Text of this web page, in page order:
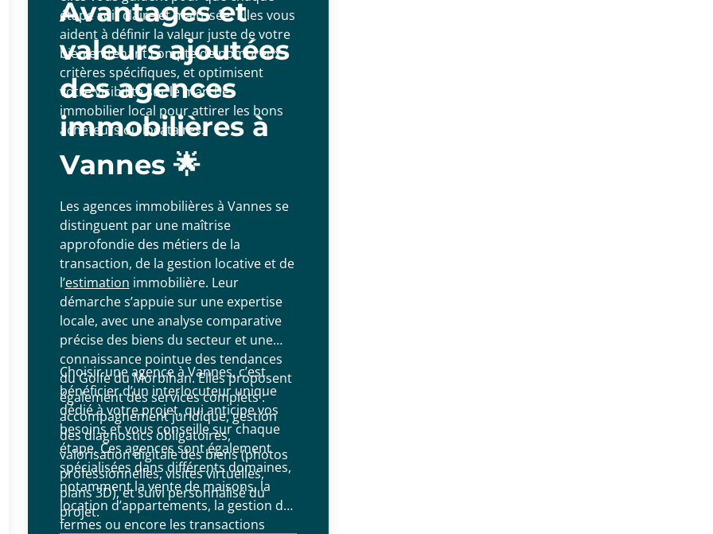
étape soit claire et maîtrisée. Elles vous
aident à définir la valeur juste de votre
bien en tenant compte de nombreux
critères spécifiques, et optimisent
votre visibilité sur le marché
immobilier local pour attirer les bons
acheteurs ou locataires.
Avantages et
valeurs ajoutées
des agences
immobilières à
Vannes 🌟
Les agences immobilières à Vannes se
distinguent par une maîtrise
approfondie des métiers de la
transaction, de la gestion locative et de
l’estimation immobilière. Leur
démarche s’appuie sur une expertise
locale, avec une analyse comparative
précise des biens du secteur et une
connaissance pointue des tendances
du Golfe du Morbihan. Elles proposent
également des services complets :
accompagnement juridique, gestion
des diagnostics obligatoires,
valorisation digitale des biens (photos
professionnelles, visites virtuelles,
plans 3D), et suivi personnalisé du
projet.
Choisir une agence à Vannes, c’est
bénéficier d’un interlocuteur unique
dédié à votre projet, qui anticipe vos
besoins et vous conseille sur chaque
étape. Ces agences sont également
spécialisées dans différents domaines,
notamment la vente de maisons, la
location d’appartements, la gestion de
fermes ou encore les transactions